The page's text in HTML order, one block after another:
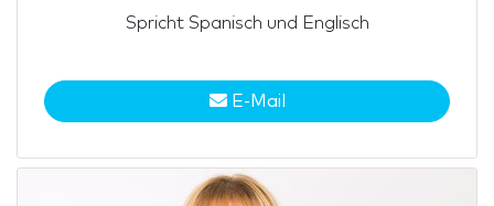
Spricht Spanisch und Englisch
E-Mail